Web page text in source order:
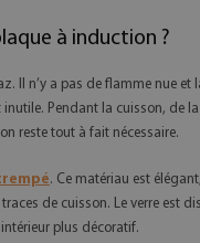
à induction ?
Il n’y a pas de flamme nue et
Pendant la cuisson, de
reste tout à fait nécessaire.
. Ce matériau est
de cuisson. Le verre est
plus décoratif.